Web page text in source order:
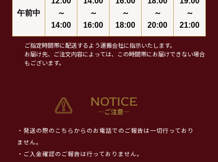
午前中
～
14:00
～
16:00
～
18:00
～
20:00
～
21:00
ご指定時間帯に配送するよう運搬会社に指示いたします。
お届け先、ご注文内容によっては、この時間帯にお届けできない場合
もございます。
・発送の際のこちらからのお電話でのご報告は一切行っており
ません。
・ご入金確認のご報告は行っておりません。